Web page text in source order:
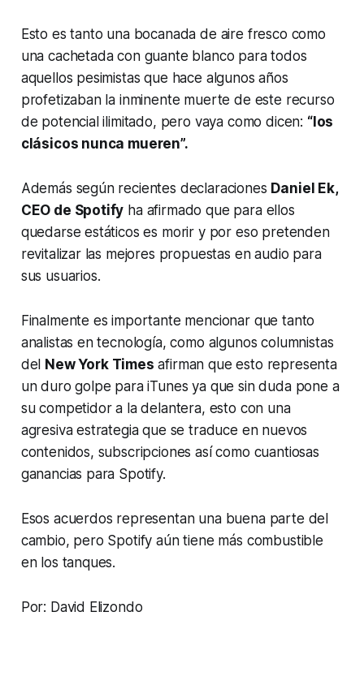
Esto es tanto una bocanada de aire fresco como
una cachetada con guante blanco para todos
aquellos pesimistas que hace algunos años
profetizaban la inminente muerte de este recurso
de potencial ilimitado, pero vaya como dicen: “los
clásicos nunca mueren”.
Además según recientes declaraciones Daniel Ek,
CEO de Spotify ha afirmado que para ellos
quedarse estáticos es morir y por eso pretenden
revitalizar las mejores propuestas en audio para
sus usuarios.
Finalmente es importante mencionar que tanto
analistas en tecnología, como algunos columnistas
del New York Times afirman que esto representa
un duro golpe para iTunes ya que sin duda pone a
su competidor a la delantera, esto con una
agresiva estrategia que se traduce en nuevos
contenidos, subscripciones así como cuantiosas
ganancias para Spotify.
Esos acuerdos representan una buena parte del
cambio, pero Spotify aún tiene más combustible
en los tanques.
Por: David Elizondo